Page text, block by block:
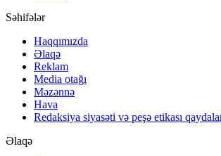
Səhifələr
Haqqımızda
Əlaqə
Reklam
Media otağı
Məzənnə
Hava
Redaksiya siyasəti və peşə etikası
Əlaqə